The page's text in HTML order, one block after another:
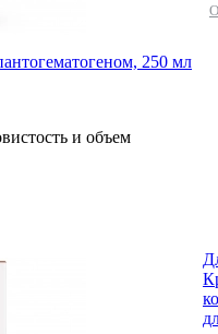
250 мл
и объем